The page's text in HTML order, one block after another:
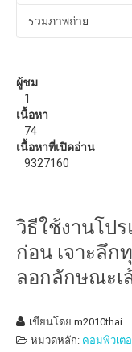
Tips Windows XP
ดาวน์โหลด
eBooks หรือหนังสือ
รวมภาพถ่าย
ผู้ชม
1
เนื้อหา
74
เนื้อหาที่เปิดอ่าน
9327160
วิธีใช้งานโปร
ก่อน เจาะลึก
ลอกลักษณะเ
เขียนโดยm2010thai
หมวดหลัก: คอมพิวเต